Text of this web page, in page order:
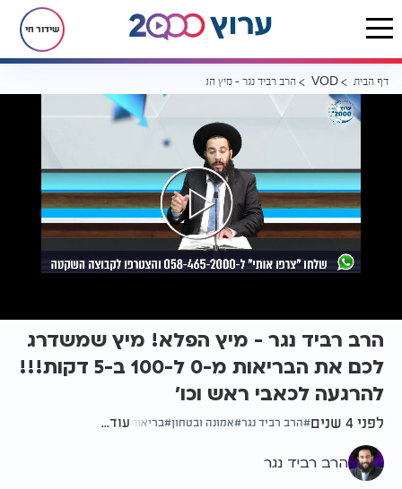
שידור חי
דף הבית VOD הרב רביד נגר - מיץ הפלא! מיץ שמשדרג לכם את הבריאות מ-0 ל-100 ב-5 דקות!!! להרגעה לכאבי ראש וכו'
הרב רביד נגר - מיץ הפלא! מיץ שמשדרג
לכם את הבריאות מ-0 ל-100 ב-5 דקות!!!
להרגעה לכאבי ראש וכו'
לפני 4 שנים הרב רביד נגר אמונה ובטחון בריאות עוד...
הרב רביד נגר